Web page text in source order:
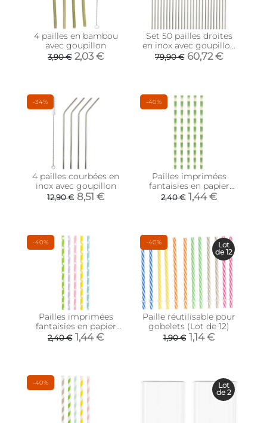
4 pailles en bambou
avec goupillon
3,90 € 2,03 €
Set 50 pailles droites
en inox avec goupillon
(21 cm)
79,90 € 60,72 €
-34%
4 pailles courbées en
inox avec goupillon
12,90 € 8,51 €
-40%
Pailles imprimées
fantaisies en papier
(Lot de 50) (Bambou)
2,40 € 1,44 €
-40%
Pailles imprimées
fantaisies en papier
(Lot de 50) (Pois
pastels)
2,40 € 1,44 €
-40%
Paille réutilisable pour
gobelets (Lot de 12)
1,90 € 1,14 €
Lot
de 12
-40%
Lot
de 2